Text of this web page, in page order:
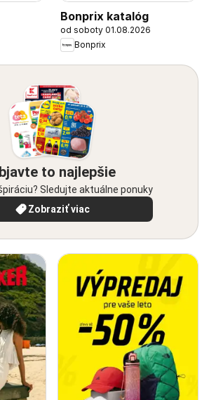
Bonprix katalóg
od soboty 01.08.2026
Bonprix
to najlepšie
Sledujte aktuálne ponuky
Zobraziť viac